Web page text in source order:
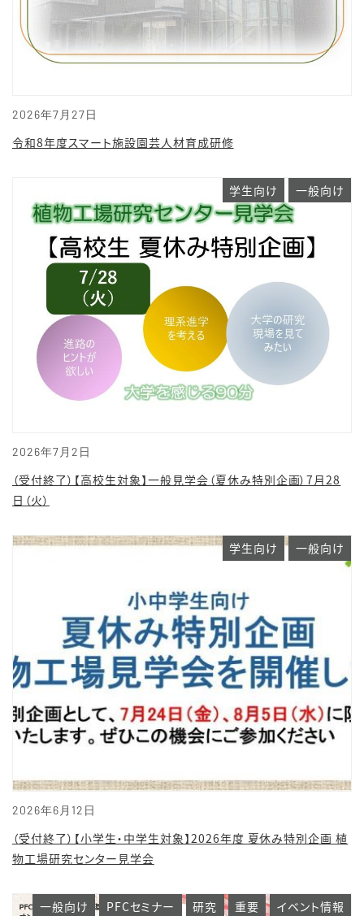
2026年7月27日
令和8年度スマート施設園芸人材育成研修
2026年7月2日
学生向け 一般向け
（受付終了）【高校生対象】一般見学会（夏休み特別企画）7月28
日（火）
2026年6月12日
学生向け 一般向け
（受付終了）【小学生・中学生対象】2026年度 夏休み特別企画 植
物工場研究センター見学会
一般向け PFCセミナー 研究 重要 イベント情報